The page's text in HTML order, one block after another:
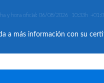
y hora oficial: 06/08/2026 10:33h
a más información con su certificado